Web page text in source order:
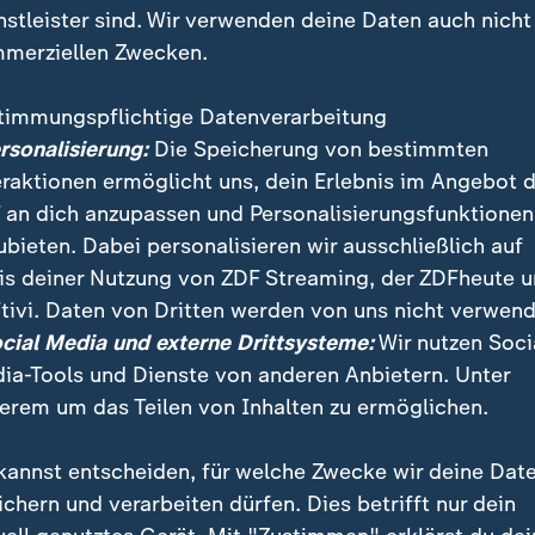
ist Leiharbeit wichtig und richtig", sagte
Linken-Politiker Jan Korte im Bundestag. Dennoch
viele Menschen dauerhaft beschäftigt
sind. Wir verwenden deine Daten auch nicht
Zwecken.
Datenverarbeitung
Die Speicherung von bestimmten
ermöglicht uns, dein Erlebnis im Angebot
an dich anzupassen und Personalisierungsfunktionen
Dabei personalisieren wir ausschließlich auf
deiner Nutzung von ZDF Streaming, der ZDFheute
Daten von Dritten werden von uns nicht
Media und externe Drittsysteme:Wir nutzen
Tools und Dienste von anderen Anbietern. Unter
um das Teilen von Inhalten zu ermöglichen.
entscheiden, für welche Zwecke wir deine
und verarbeiten dürfen. Dies betrifft nur dein